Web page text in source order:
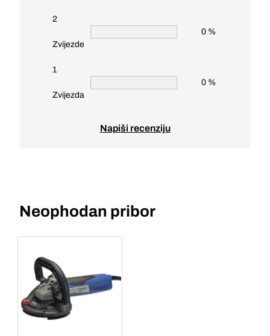
2
Zvijezde
0 %
1
Zvijezda
0 %
Napiši recenziju
Neophodan pribor